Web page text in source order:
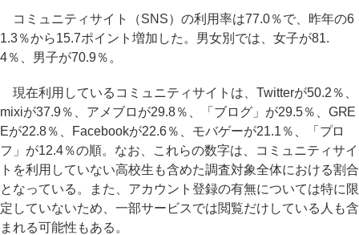
コミュニティサイト（SNS）の利用率は77.0％で、昨年の6
1.3％から15.7ポイント増加した。男女別では、女子が81.
4％、男子が70.9％。
現在利用しているコミュニティサイトは、Twitterが50.2％、
mixiが37.9％、アメブロが29.8％、「ブログ」が29.5％、GRE
Eが22.8％、Facebookが22.6％、モバゲーが21.1％、「プロ
フ」が12.4％の順。なお、これらの数字は、コミュニティサイ
トを利用していない高校生も含めた調査対象全体における割合
となっている。また、アカウント登録の有無については特に限
定していないため、一部サービスでは閲覧だけしている人も含
まれる可能性もある。